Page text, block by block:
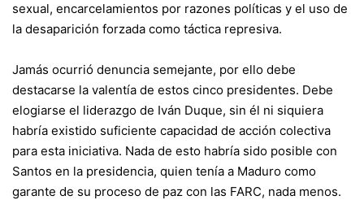
sexual, encarcelamientos por razones políticas y el uso de
la desaparición forzada como táctica represiva.
Jamás ocurrió denuncia semejante, por ello debe
destacarse la valentía de estos cinco presidentes. Debe
elogiarse el liderazgo de Iván Duque, sin él ni siquiera
habría existido suficiente capacidad de acción colectiva
para esta iniciativa. Nada de esto habría sido posible con
Santos en la presidencia, quien tenía a Maduro como
garante de su proceso de paz con las FARC, nada menos.